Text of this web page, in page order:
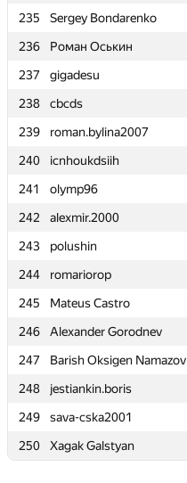
235
Sergey Bondarenko
236
Роман Оськин
237
gigadesu
238
cbcds
239
roman.bylina2007
240
icnhoukdsiih
241
olymp96
242
alexmir.2000
243
polushin
244
romariorop
245
Mateus Castro
246
Alexander Gorodnev
247
Barish Oksigen Namazov
248
jestiankin.boris
249
sava-cska2001
250
Xagak Galstyan
235
Sergey Bondarenko
236
Роман Оськин
237
gigadesu
238
cbcds
239
roman.bylina2007
240
icnhoukdsiih
241
olymp96
242
alexmir.2000
243
polushin
244
romariorop
245
Mateus Castro
246
Alexander Gorodnev
247
Barish Oksigen Namazov
248
jestiankin.boris
249
sava-cska2001
250
Xagak Galstyan